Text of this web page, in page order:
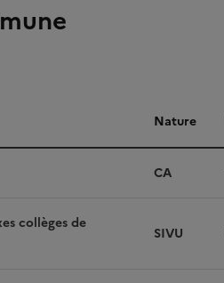
Nature
CA
collèges de
SIVU